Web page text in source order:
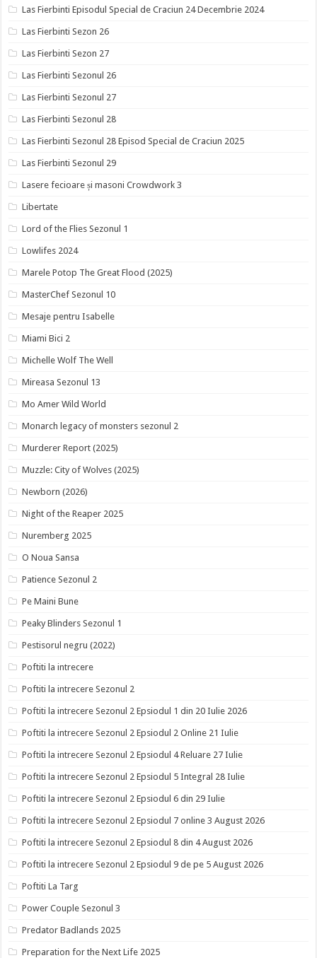
Las Fierbinti Episodul Special de Craciun 24 Decembrie 2024
Las Fierbinti Sezon 26
Las Fierbinti Sezon 27
Las Fierbinti Sezonul 26
Las Fierbinti Sezonul 27
Las Fierbinti Sezonul 28
Las Fierbinti Sezonul 28 Episod Special de Craciun 2025
Las Fierbinti Sezonul 29
Lasere fecioare și masoni Crowdwork 3
Libertate
Lord of the Flies Sezonul 1
Lowlifes 2024
Marele Potop The Great Flood (2025)
MasterChef Sezonul 10
Mesaje pentru Isabelle
Miami Bici 2
Michelle Wolf The Well
Mireasa Sezonul 13
Mo Amer Wild World
Monarch legacy of monsters sezonul 2
Murderer Report (2025)
Muzzle: City of Wolves (2025)
Newborn (2026)
Night of the Reaper 2025
Nuremberg 2025
O Noua Sansa
Patience Sezonul 2
Pe Maini Bune
Peaky Blinders Sezonul 1
Pestisorul negru (2022)
Poftiti la intrecere
Poftiti la intrecere Sezonul 2
Poftiti la intrecere Sezonul 2 Epsiodul 1 din 20 Iulie 2026
Poftiti la intrecere Sezonul 2 Epsiodul 2 Online 21 Iulie
Poftiti la intrecere Sezonul 2 Epsiodul 4 Reluare 27 Iulie
Poftiti la intrecere Sezonul 2 Epsiodul 5 Integral 28 Iulie
Poftiti la intrecere Sezonul 2 Epsiodul 6 din 29 Iulie
Poftiti la intrecere Sezonul 2 Epsiodul 7 online 3 August 2026
Poftiti la intrecere Sezonul 2 Epsiodul 8 din 4 August 2026
Poftiti la intrecere Sezonul 2 Epsiodul 9 de pe 5 August 2026
Poftiti La Targ
Power Couple Sezonul 3
Predator Badlands 2025
Preparation for the Next Life 2025